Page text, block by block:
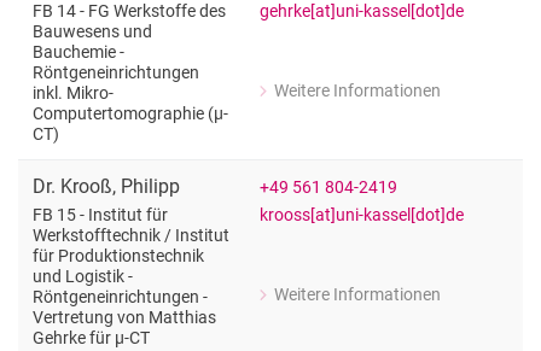
FB 14 - FG Werkstoffe des
Bauwesens und
Bauchemie -
Röntgeneinrichtungen
inkl. Mikro-
Computertomographie (µ-
CT)
gehrke[at]uni-kassel[dot]de
Weitere Informationen
zu Matthias Gehrke
Dr. Krooß, Philipp
FB 15 - Institut für
Werkstofftechnik /​ Institut
für Produktionstechnik
und Logistik -
Röntgeneinrichtungen -
Vertretung von Matthias
Gehrke für µ-CT
+49 561 804-2419
krooss[at]uni-kassel[dot]de
Weitere Informationen
zu Dr. Philipp Krooß